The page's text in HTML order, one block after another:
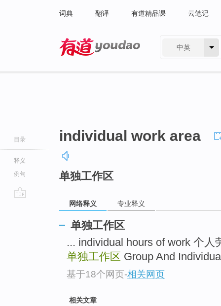
词典 翻译 有道精品课 云笔记
中英
目录
释义
例句
individual work area
单独工作区
网络释义 专业释义
单独工作区
... individual hours of work 个
单独工作区 Group And
基于18个网页-相关网页
相关文章